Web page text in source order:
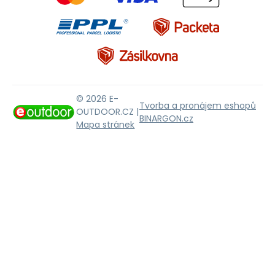
© 2026 E-
OUTDOOR.CZ |
Mapa stránek
Tvorba a pronájem eshopů
BINARGON.cz